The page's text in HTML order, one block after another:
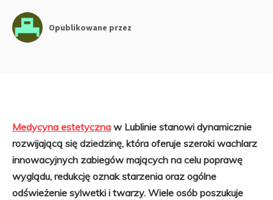
Opublikowane przez
Medycyna estetyczna w Lublinie stanowi dynamicznie
rozwijającą się dziedzinę, która oferuje szeroki wachlarz
innowacyjnych zabiegów mających na celu poprawę
wyglądu, redukcję oznak starzenia oraz ogólne
odświeżenie sylwetki i twarzy. Wiele osób poszukuje